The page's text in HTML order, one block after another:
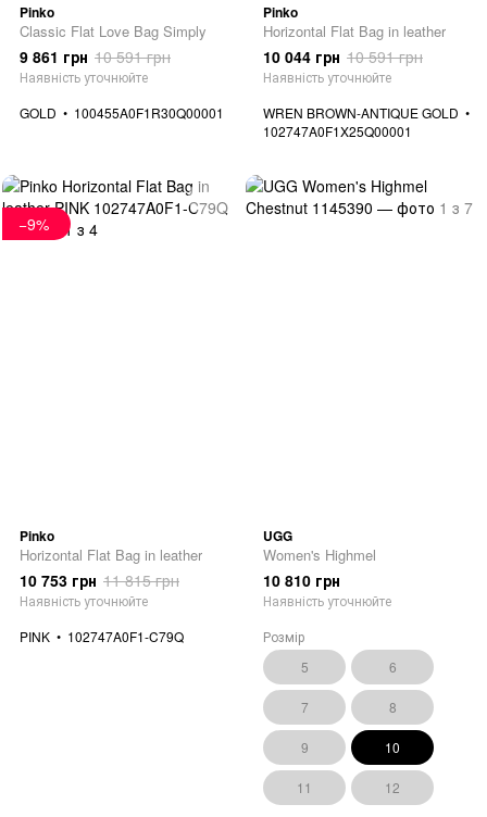
Pinko
Classic Flat Love Bag Simply
9 861 грн 10 591 грн
Наявність уточнюйте
GOLD
100455A0F1R30Q00001
Pinko
Horizontal Flat Bag in leather
10 044 грн 10 591 грн
Наявність уточнюйте
WREN BROWN-ANTIQUE GOLD
102747A0F1X25Q00001
−9%
Pinko
Horizontal Flat Bag in leather
10 753 грн 11 815 грн
Наявність уточнюйте
PINK
102747A0F1-C79Q
UGG
Women's Highmel
10 810 грн
Наявність уточнюйте
Розмір
5
6
7 8
9 10
11 12